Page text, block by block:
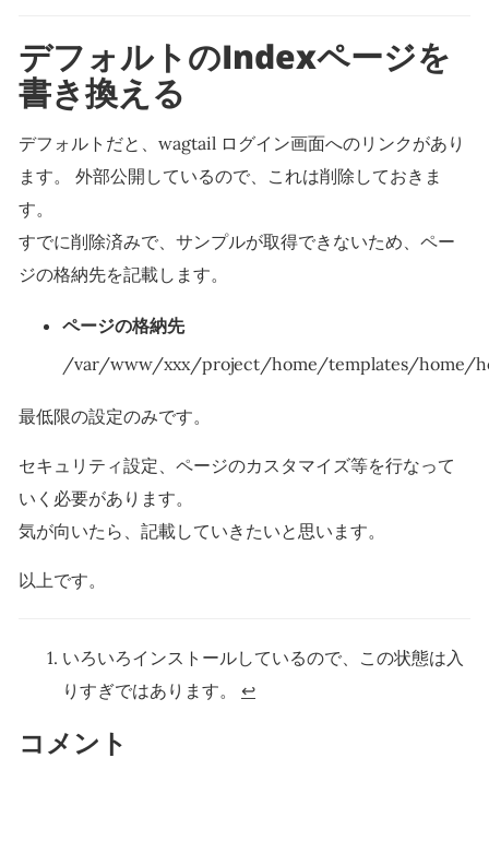
デフォルトのIndexページを
書き換える
デフォルトだと、wagtail ログイン画面へのリンクがあり
ます。 外部公開しているので、これは削除しておきま
す。
すでに削除済みで、サンプルが取得できないため、ペー
ジの格納先を記載します。
ページの格納先
/var/www/xxx/project/home/templates/home/
最低限の設定のみです。
セキュリティ設定、ページのカスタマイズ等を行なって
いく必要があります。
気が向いたら、記載していきたいと思います。
以上です。
いろいろインストールしているので、この状態は入
りすぎではあります。 ↩
コメント